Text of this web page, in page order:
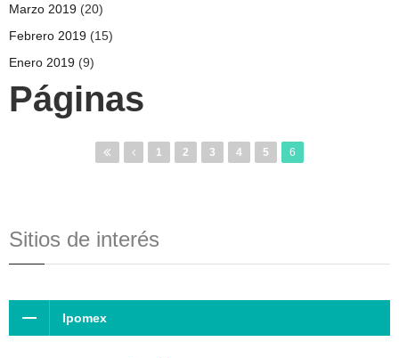
Marzo 2019 (20)
Febrero 2019 (15)
Enero 2019 (9)
Páginas
1 2 3 4 5 6
Sitios de interés
Ipomex